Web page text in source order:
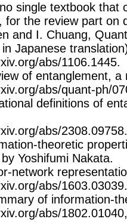
single textbook that
for the review part on
and I. Chuang,
Japanese
abs/1106.1445.
of entanglement,
abs/quant-ph/
definitions of
abs/2308.09758.
theoretic
Yoshifumi Nakata.
network
abs/1603.03039.
of information-
abs/1802.01040,